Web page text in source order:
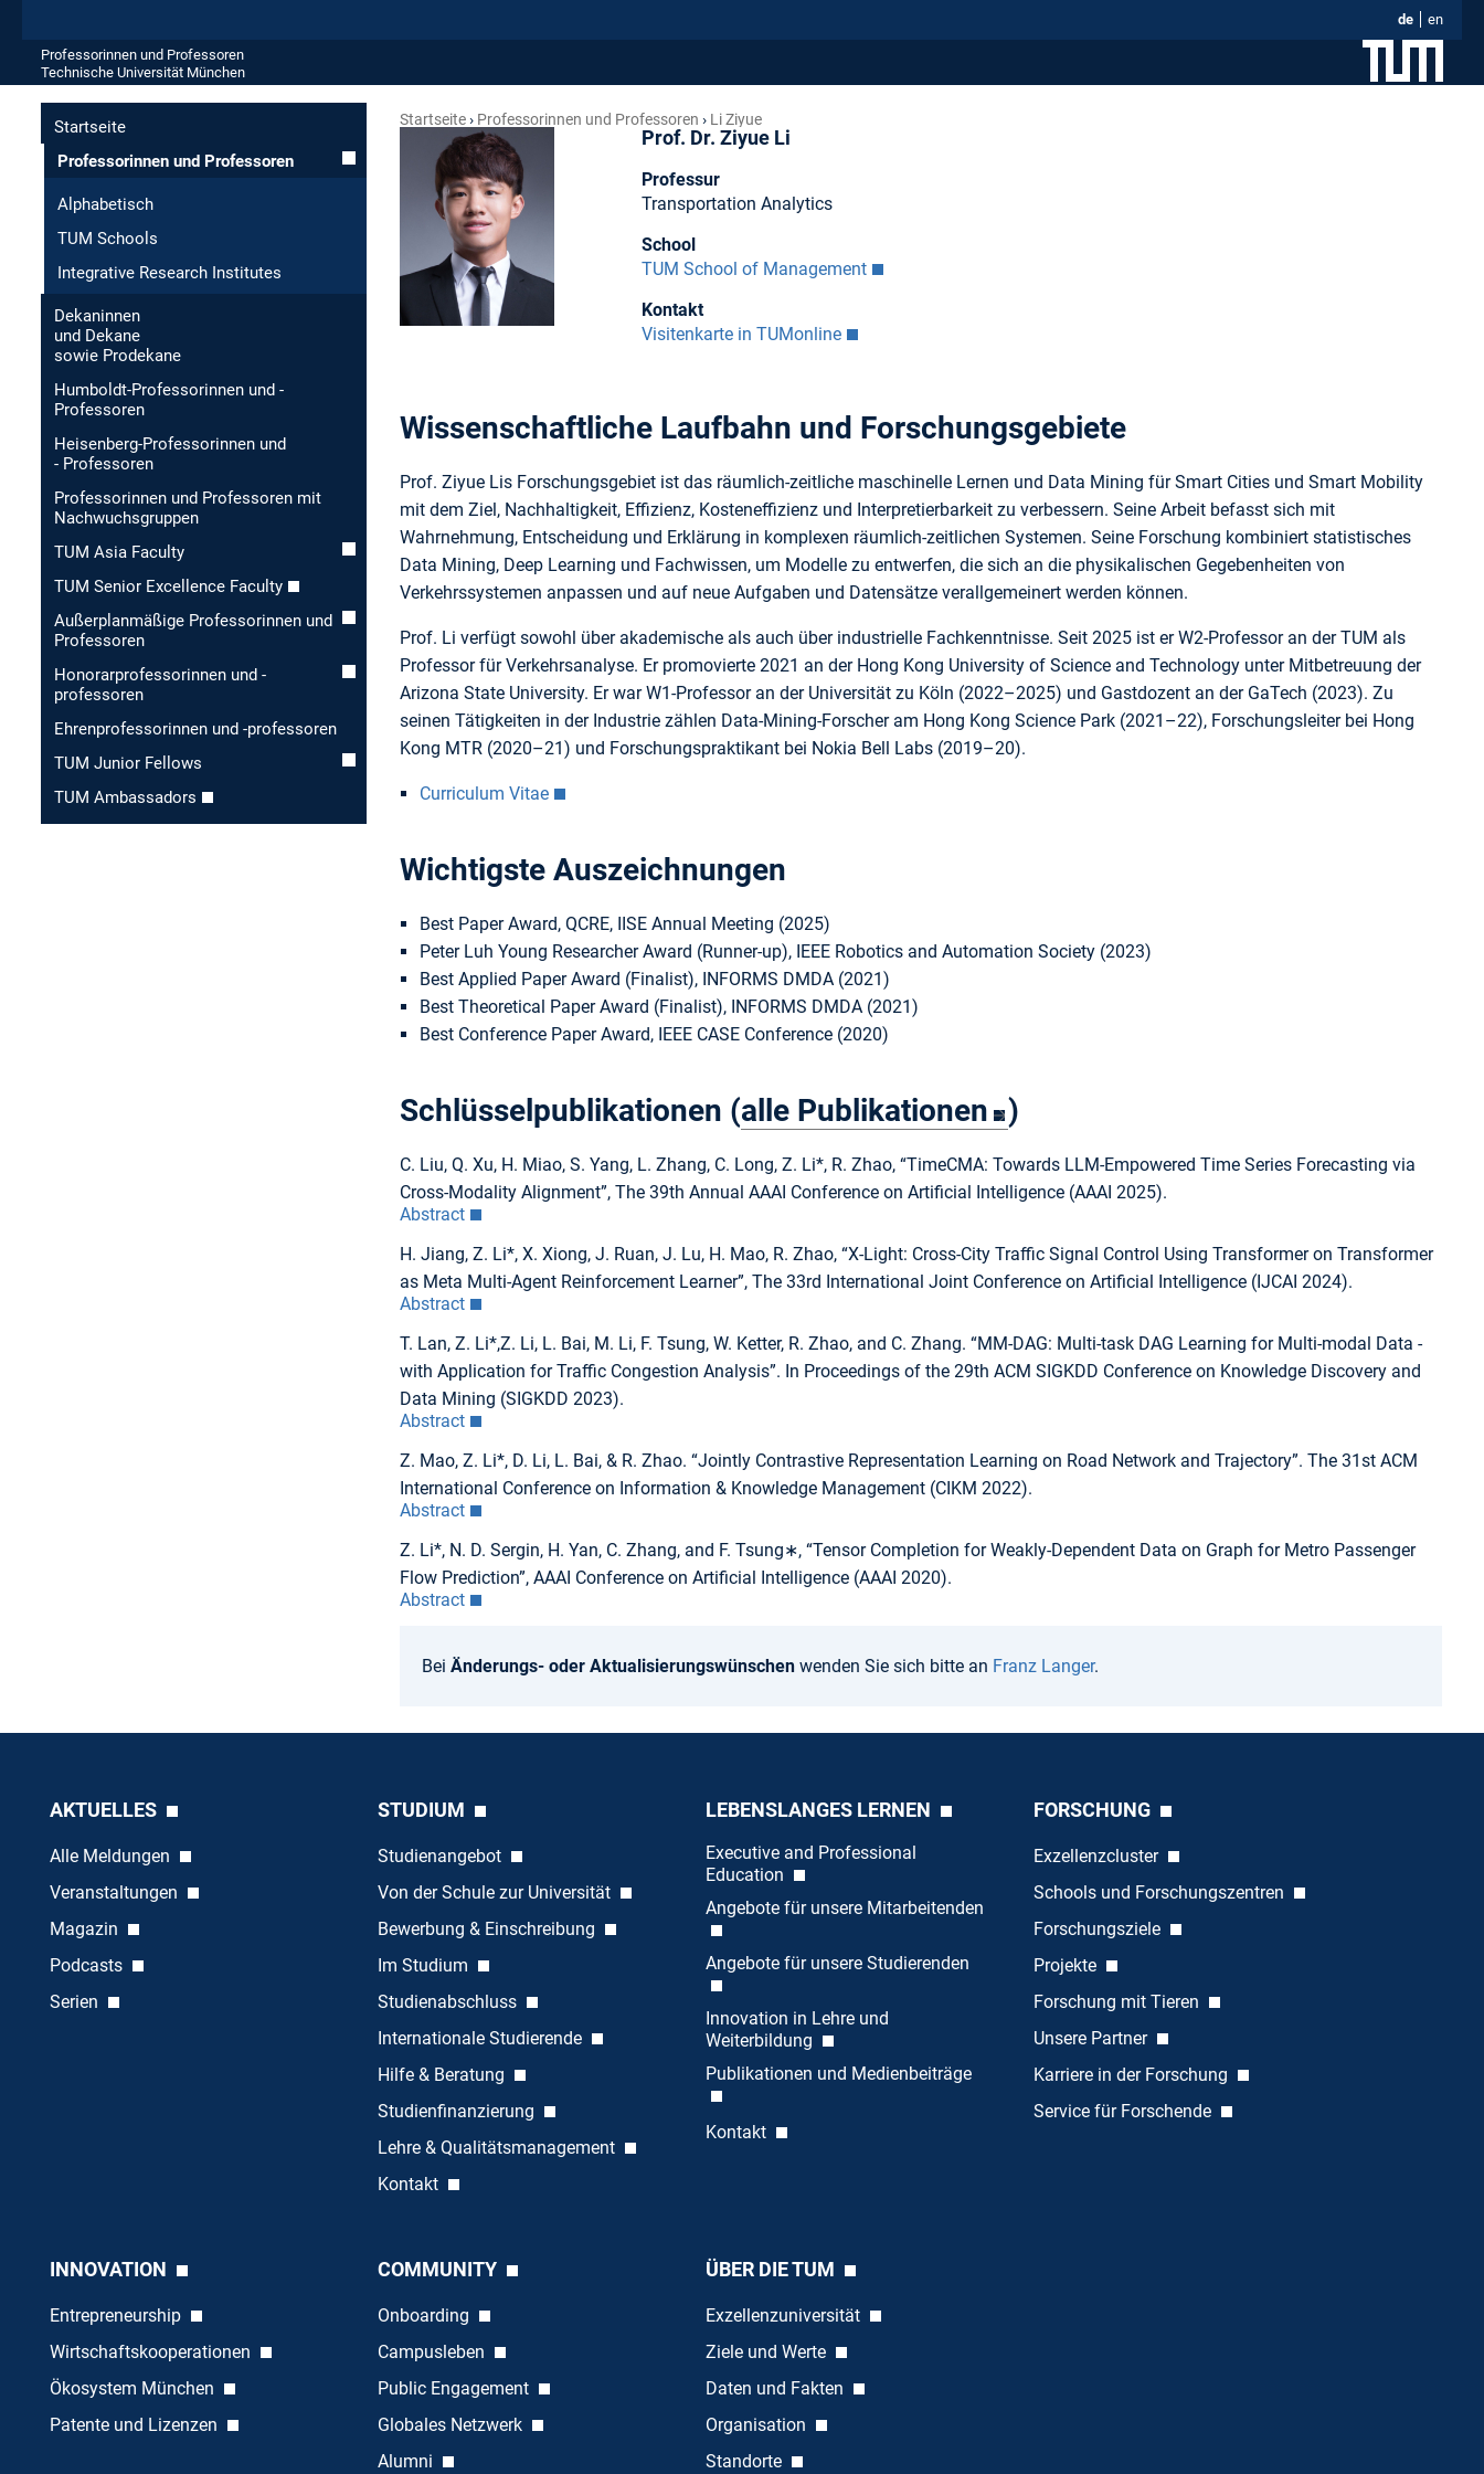
de en
Professorinnen und Professoren
Technische Universität München
Startseite
Professorinnen und Professoren
Alphabetisch
TUM Schools
Integrative Research Institutes
Dekaninnen
und Dekane
sowie Prodekane
Humboldt-Professorinnen und -
Professoren
Heisenberg-Professorinnen und
- Professoren
Professorinnen und Professoren mit
Nachwuchsgruppen
TUM Asia Faculty
TUM Senior Excellence Faculty
Außerplanmäßige Professorinnen und
Professoren
Honorar­professorinnen und -
professoren
Ehren­professorinnen und -professoren
TUM Junior Fellows
TUM Ambassadors
Startseite Professorinnen und Professoren Li Ziyue
Prof. Dr. Ziyue Li
Professur
Transportation Analytics
School
TUM School of Management
Kontakt
Visitenkarte in TUMonline
Wissenschaftliche Laufbahn und Forschungsgebiete
Prof. Ziyue Lis Forschungsgebiet ist das räumlich-zeitliche maschinelle Lernen und Data Mining für Smart Cities und Smart Mobility
mit dem Ziel, Nachhaltigkeit, Effizienz, Kosteneffizienz und Interpretierbarkeit zu verbessern. Seine Arbeit befasst sich mit
Wahrnehmung, Entscheidung und Erklärung in komplexen räumlich-zeitlichen Systemen. Seine Forschung kombiniert statistisches
Data Mining, Deep Learning und Fachwissen, um Modelle zu entwerfen, die sich an die physikalischen Gegebenheiten von
Verkehrssystemen anpassen und auf neue Aufgaben und Datensätze verallgemeinert werden können.
Prof. Li verfügt sowohl über akademische als auch über industrielle Fachkenntnisse. Seit 2025 ist er W2-Professor an der TUM als
Professor für Verkehrsanalyse. Er promovierte 2021 an der Hong Kong University of Science and Technology unter Mitbetreuung der
Arizona State University. Er war W1-Professor an der Universität zu Köln (2022–2025) und Gastdozent an der GaTech (2023). Zu
seinen Tätigkeiten in der Industrie zählen Data-Mining-Forscher am Hong Kong Science Park (2021–22), Forschungsleiter bei Hong
Kong MTR (2020–21) und Forschungspraktikant bei Nokia Bell Labs (2019–20).
Curriculum Vitae
Wichtigste Auszeichnungen
Best Paper Award, QCRE, IISE Annual Meeting (2025)
Peter Luh Young Researcher Award (Runner-up), IEEE Robotics and Automation Society (2023)
Best Applied Paper Award (Finalist), INFORMS DMDA (2021)
Best Theoretical Paper Award (Finalist), INFORMS DMDA (2021)
Best Conference Paper Award, IEEE CASE Conference (2020)
Schlüsselpublikationen (alle Publikationen )
C. Liu, Q. Xu, H. Miao, S. Yang, L. Zhang, C. Long, Z. Li*, R. Zhao, “TimeCMA: Towards LLM-Empowered Time Series Forecasting via
Cross-Modality Alignment”, The 39th Annual AAAI Conference on Artificial Intelligence (AAAI 2025).
Abstract
H. Jiang, Z. Li*, X. Xiong, J. Ruan, J. Lu, H. Mao, R. Zhao, “X-Light: Cross-City Traffic Signal Control Using Transformer on Transformer
as Meta Multi-Agent Reinforcement Learner”, The 33rd International Joint Conference on Artificial Intelligence (IJCAI 2024).
Abstract
T. Lan, Z. Li*,Z. Li, L. Bai, M. Li, F. Tsung, W. Ketter, R. Zhao, and C. Zhang. “MM-DAG: Multi-task DAG Learning for Multi-modal Data -
with Application for Traffic Congestion Analysis”. In Proceedings of the 29th ACM SIGKDD Conference on Knowledge Discovery and
Data Mining (SIGKDD 2023).
Abstract
Z. Mao, Z. Li*, D. Li, L. Bai, & R. Zhao. “Jointly Contrastive Representation Learning on Road Network and Trajectory”. The 31st ACM
International Conference on Information & Knowledge Management (CIKM 2022).
Abstract
Z. Li*, N. D. Sergin, H. Yan, C. Zhang, and F. Tsung∗, “Tensor Completion for Weakly-Dependent Data on Graph for Metro Passenger
Flow Prediction”, AAAI Conference on Artificial Intelligence (AAAI 2020).
Abstract
Bei Änderungs- oder Aktualisierungswünschen wenden Sie sich bitte an Franz Langer.
AKTUELLES
Alle Meldungen
Veranstaltungen
Magazin
Podcasts
Serien
STUDIUM
Studienangebot
Von der Schule zur Universität
Bewerbung & Einschreibung
Im Studium
Studienabschluss
Internationale Studierende
Hilfe & Beratung
Studienfinanzierung
Lehre & Qualitätsmanagement
Kontakt
LEBENSLANGES LERNEN
Executive and Professional
Education
Angebote für unsere Mitarbeitenden
Angebote für unsere Studierenden
Innovation in Lehre und
Weiterbildung
Publikationen und Medienbeiträge
Kontakt
FORSCHUNG
Exzellenzcluster
Schools und Forschungszentren
Forschungsziele
Projekte
Forschung mit Tieren
Unsere Partner
Karriere in der Forschung
Service für Forschende
INNOVATION
Entrepreneurship
Wirtschaftskooperationen
Ökosystem München
Patente und Lizenzen
COMMUNITY
Onboarding
Campusleben
Public Engagement
Globales Netzwerk
Alumni
ÜBER DIE TUM
Exzellenzuniversität
Ziele und Werte
Daten und Fakten
Organisation
Standorte